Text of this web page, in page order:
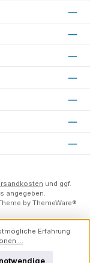
und ggf.
angegeben.
by ThemeWare®
Erfahrung
...